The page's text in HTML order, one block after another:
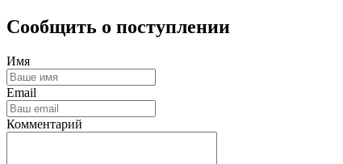
Сообщить о поступлении
Имя
Email
Комментарий